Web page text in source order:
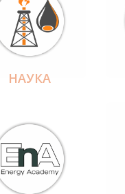
НАУКА